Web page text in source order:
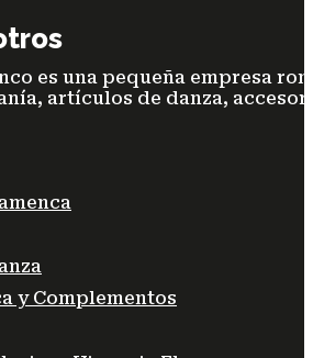
es una pequeña empresa
artículos de danza,
y Complementos